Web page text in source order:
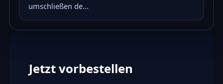
umschließen de...
Jetzt vorbestellen